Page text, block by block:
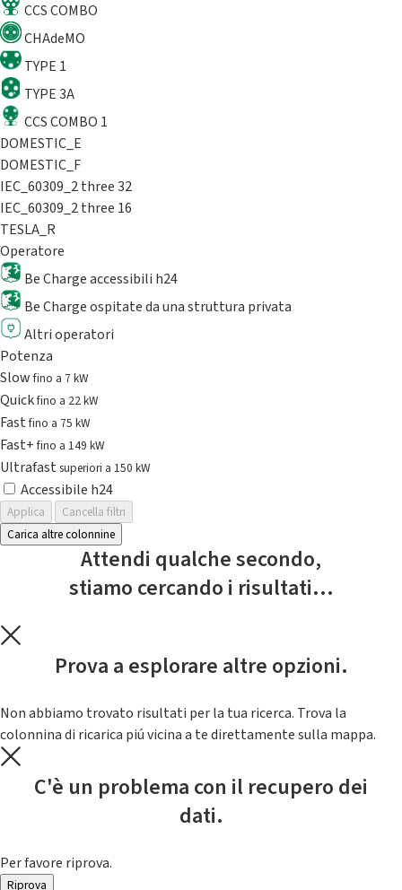
CCS COMBO
CHAdeMO
TYPE 1
TYPE 3A
CCS COMBO 1
DOMESTIC_E
DOMESTIC_F
IEC_60309_2 three 32
IEC_60309_2 three 16
TESLA_R
Operatore
Be Charge accessibili h24
Be Charge ospitate da una struttura privata
Altri operatori
Potenza
Slowfino a 7 kW
Quickfino a 22 kW
Fastfino a 75 kW
Fast+fino a 149 kW
Ultrafast superiori a 150 kW
Accessibile h24
Applica
Cancella filtri
Carica altre colonnine
Attendi qualche secondo,
stiamo cercando i risultati...
Prova a esplorare altre opzioni.
Non abbiamo trovato risultati per la tua ricerca. Trova la
colonnina di ricarica piú vicina a te direttamente sulla mappa.
C'è un problema con il recupero dei
dati.
Per favore riprova.
Riprova